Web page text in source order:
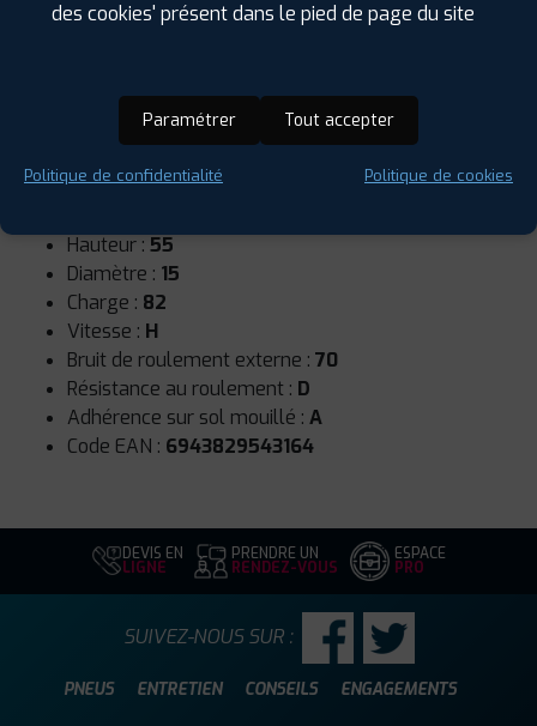
Runflat :Non
Hauteur : 55
Diamètre : 15
Charge : 82
Vitesse : H
Bruit de roulement externe : 70
Résistance au roulement : D
Adhérence sur sol mouillé : A
Code EAN : 6943829543164
DEVIS EN
LIGNE
PRENDRE UN
RENDEZ-VOUS
ESPACE
PRO
PNEUS ENTRETIEN CONSEILS ENGAGEMENTS
SUIVEZ-NOUS SUR :
des cookies' présent dans le pied de page du site
Paramétrer Tout accepter
Politique de confidentialité Politique de cookies